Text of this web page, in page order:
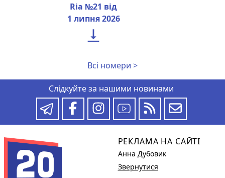
Ria №21 від
1 липня 2026

Всі номери >
Слідкуйте за нашими новинами
РЕКЛАМА НА САЙТІ
Анна Дубовик
Звернутися